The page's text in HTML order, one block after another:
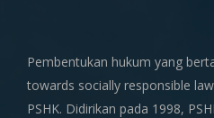
Pembentukan hukum yang
towards socially responsible
PSHK. Didirikan pada 1998,